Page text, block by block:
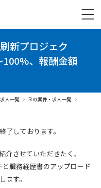
新プロジェク
、報酬金額
人一覧
SIの案件・求人一覧
了しております。
介させていただきたく、
と職務経歴書のアップロード
ます。